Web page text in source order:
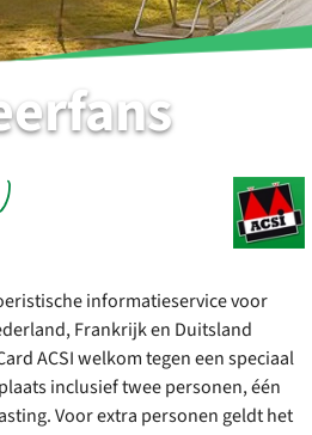
informatieservice voor
Frankrijk en Duitsland
ACSI welkom tegen een speciaal
inclusief twee personen, één
Voor extra personen geldt het